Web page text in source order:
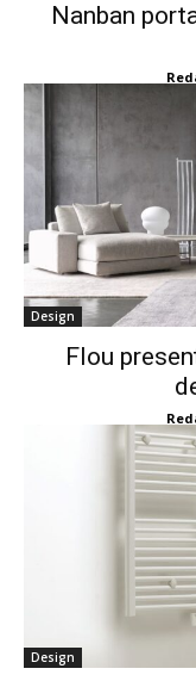
Nanban
Design
Flou
Design